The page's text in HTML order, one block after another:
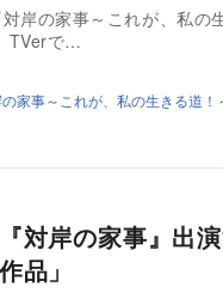
岸の家事～これが、私の
TVerで…
家事～これが、私の生きる道！
対岸の家事』出
品」